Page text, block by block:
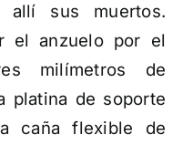
allí sus muertos.
el anzuelo por el
milímetros de
platina de soporte
caña flexible de